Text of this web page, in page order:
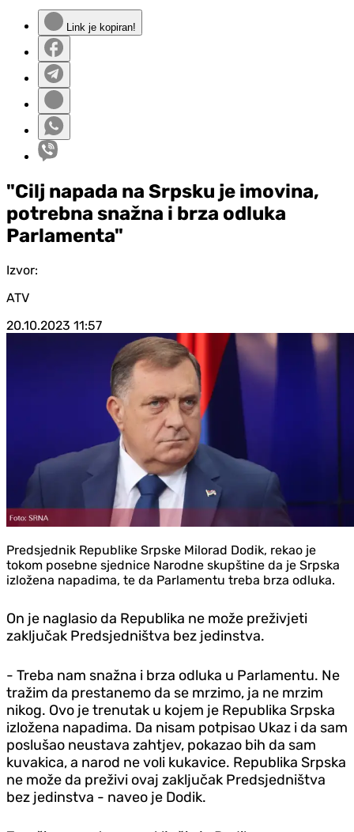
Link je kopiran!
"Cilj napada na Srpsku je imovina,
potrebna snažna i brza odluka
Parlamenta"
Izvor:
ATV
20.10.2023 11:57
Predsjednik Republike Srpske Milorad Dodik, rekao je
tokom posebne sjednice Narodne skupštine da je Srpska
izložena napadima, te da Parlamentu treba brza odluka.
On je naglasio da Republika ne može preživjeti
zaključak Predsjedništva bez jedinstva.
- Treba nam snažna i brza odluka u Parlamentu. Ne
tražim da prestanemo da se mrzimo, ja ne mrzim
nikog. Ovo je trenutak u kojem je Republika Srpska
izložena napadima. Da nisam potpisao Ukaz i da sam
poslušao neustava zahtjev, pokazao bih da sam
kuvakica, a narod ne voli kukavice. Republika Srpska
ne može da preživi ovaj zaključak Predsjedništva
bez jedinstva - naveo je Dodik.